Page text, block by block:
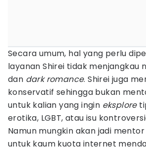
Secara umum, hal yang perlu
layanan Shirei tidak menjangkau
dan dark romance. Shirei juga
konservatif sehingga bukan
untuk kalian yang ingin eksplore
erotika, LGBT, atau isu
Namun mungkin akan jadi
untuk kaum kuota internet